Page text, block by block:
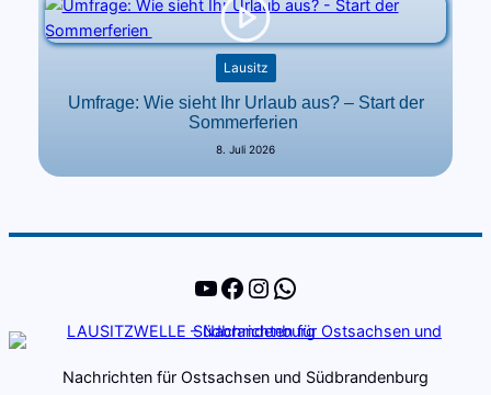
Lausitz
Umfrage: Wie sieht Ihr Urlaub aus? – Start der
Sommerferien
8. Juli 2026
YouTube
Facebook
Instagram
WhatsApp
Nachrichten für Ostsachsen und Südbrandenburg